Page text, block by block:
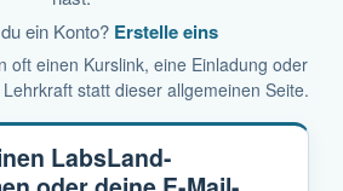
ein Konto? Erstelle eins
oft einen Kurslink, eine Einladung oder
statt dieser allgemeinen Seite.
LabsLand-